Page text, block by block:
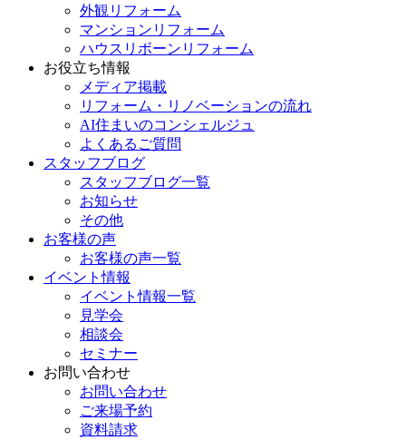
外観リフォーム
マンションリフォーム
ハウスリボーンリフォーム
お役立ち情報
メディア掲載
リフォーム・リノベーションの流れ
AI住まいのコンシェルジュ
よくあるご質問
スタッフブログ
スタッフブログ一覧
お知らせ
その他
お客様の声
お客様の声一覧
イベント情報
イベント情報一覧
見学会
相談会
セミナー
お問い合わせ
お問い合わせ
ご来場予約
資料請求